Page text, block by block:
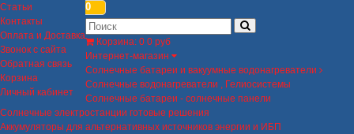
Статьи
Контакты
Оплата и Доставка
Звонок с сайта
Обратная связь
Корзина
Личный кабинет
0
Корзина: 0 0 руб
Интернет-магазин
Солнечные батареи и вакуумные водонагреватели
Солнечные водонагреватели , Гелиосистемы
Солнечные батареи - солнечные панели
Солнечные электростанции готовые решения
Аккумуляторы для альтернативных источников энергии и ИБП